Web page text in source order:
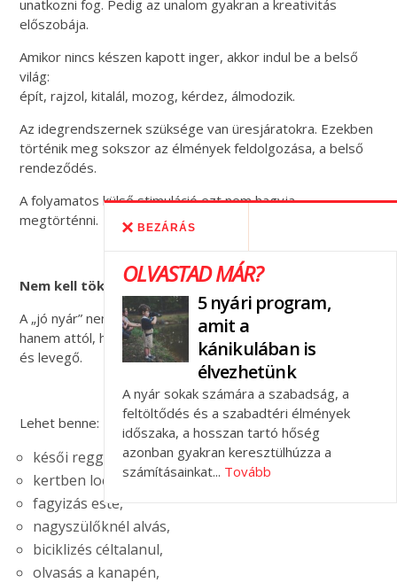
unatkozni fog. Pedig az unalom gyakran a kreativitás
előszobája.
Amikor nincs készen kapott inger, akkor indul be a belső
világ:
épít, rajzol, kitalál, mozog, kérdez, álmodozik.
Az idegrendszernek szüksége van üresjáratokra. Ezekben
történik meg sokszor az élmények feldolgozása, a belső
rendeződés.
A folyamatos külső stimuláció ezt nem hagyja
megtörténni.
Nem kell tökéletes nyár
A „jó nyár” nem attól jó, hogy tele van programokkal,
hanem attól, hogy van benne jelenlét, kapcsolódás, ritmus
és levegő.
Lehet benne:
késői reggeli pizsamában,
kertben locsolás,
fagyizás este,
nagyszülőknél alvás,
biciklizés céltalanul,
olvasás a kanapén,
BEZÁRÁS
OLVASTAD MÁR?
5 nyári program,
amit a
kánikulában is
élvezhetünk
A nyár sokak számára a szabadság, a
feltöltődés és a szabadtéri élmények
időszaka, a hosszan tartó hőség
azonban gyakran keresztülhúzza a
számításainkat... Tovább